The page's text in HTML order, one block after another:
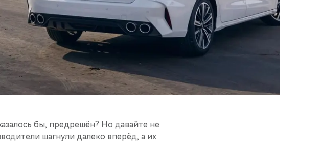
бы, предрешён? Но давайте не
шагнули далеко вперёд, а их